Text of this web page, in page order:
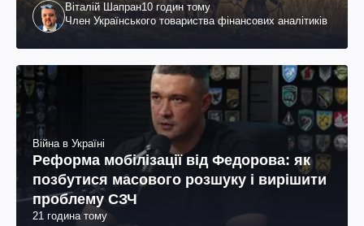
Віталій Шапран10 годин тому
Член Українського товариства фінансових аналітиків
Війна в Україні
Реформа мобілізації від Федорова: як
позбутися масового розшуку і вирішити
проблему СЗЧ
21 година тому